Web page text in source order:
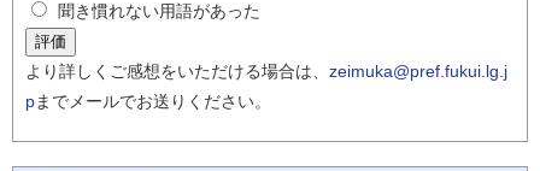
聞き慣れない用語があった
より詳しくご感想をいただける場合は、 zeimuka@pref.fukui.lg.j
pまでメールでお送りください。